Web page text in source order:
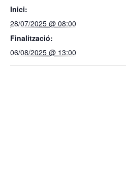
Inici:
28/07/2025 @ 08:00
Finalització:
06/08/2025 @ 13:00